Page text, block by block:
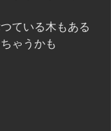
ている木もある
ゃうかも